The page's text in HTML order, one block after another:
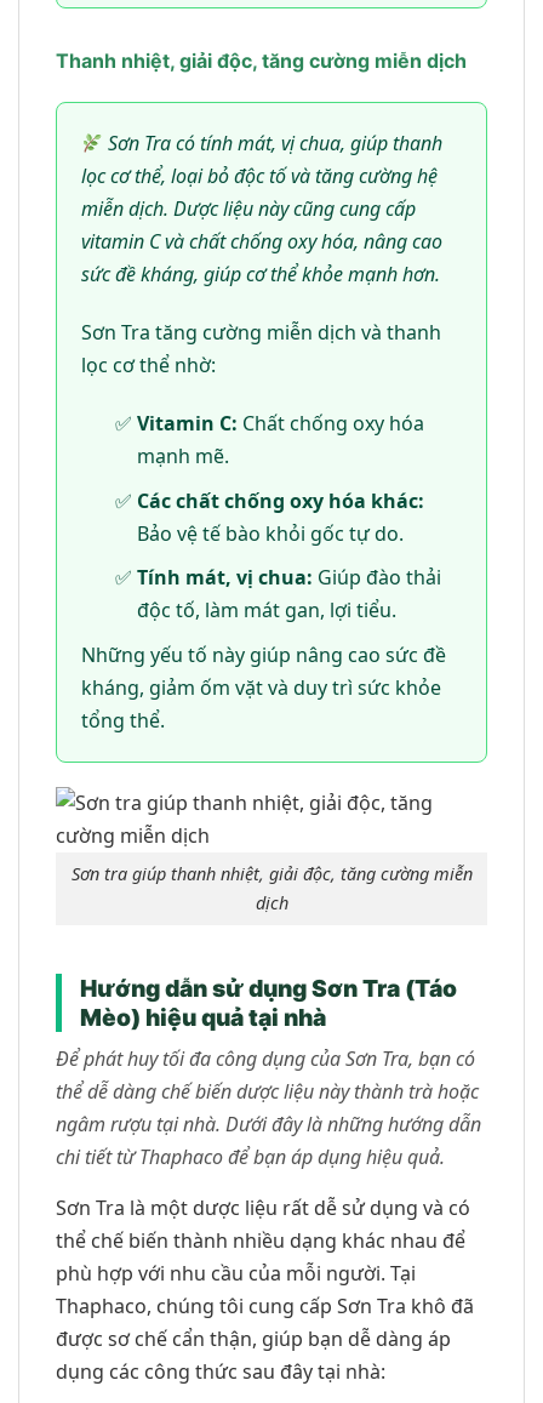
Thanh nhiệt, giải độc, tăng cường miễn dịch
Sơn Tra có tính mát, vị chua, giúp thanh
lọc cơ thể, loại bỏ độc tố và tăng cường hệ
miễn dịch. Dược liệu này cũng cung cấp
vitamin C và chất chống oxy hóa, nâng cao
sức đề kháng, giúp cơ thể khỏe mạnh hơn.
Sơn Tra tăng cường miễn dịch và thanh
lọc cơ thể nhờ:
Vitamin C: Chất chống oxy hóa
mạnh mẽ.
Các chất chống oxy hóa khác:
Bảo vệ tế bào khỏi gốc tự do.
Tính mát, vị chua: Giúp đào thải
độc tố, làm mát gan, lợi tiểu.
Những yếu tố này giúp nâng cao sức đề
kháng, giảm ốm vặt và duy trì sức khỏe
tổng thể.
Sơn tra giúp thanh nhiệt, giải độc, tăng cường miễn
dịch
Hướng dẫn sử dụng Sơn Tra (Táo
Mèo) hiệu quả tại nhà
Để phát huy tối đa công dụng của Sơn Tra, bạn có
thể dễ dàng chế biến dược liệu này thành trà hoặc
ngâm rượu tại nhà. Dưới đây là những hướng dẫn
chi tiết từ Thaphaco để bạn áp dụng hiệu quả.
Sơn Tra là một dược liệu rất dễ sử dụng và có
thể chế biến thành nhiều dạng khác nhau để
phù hợp với nhu cầu của mỗi người. Tại
Thaphaco, chúng tôi cung cấp Sơn Tra khô đã
được sơ chế cẩn thận, giúp bạn dễ dàng áp
dụng các công thức sau đây tại nhà: